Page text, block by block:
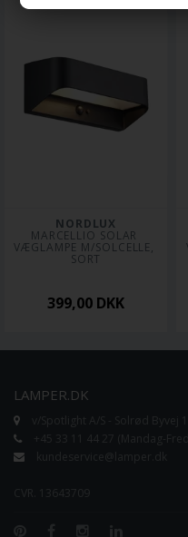
NORDLUX
MARCELLIO SOLAR
VÆGLAMPE M/SOLCELLE,
SORT
399,00 DKK
LAMPER.DK